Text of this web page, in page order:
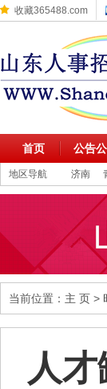
收藏365488.com
首页 公告
地区导航 济南
当前位置： 主 页 >
人